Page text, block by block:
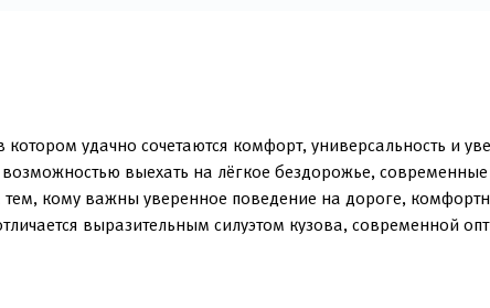
удачно сочетаются комфорт, универсальность и
выехать на лёгкое бездорожье,
кому важны уверенное поведение на дороге,
выразительным силуэтом кузова, современной